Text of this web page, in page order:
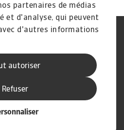
partenaires de médias
et d'analyse, qui peuvent
d'autres informations
utilisation de leurs
autoriser
Refuser
Notre charte Qualité de Service